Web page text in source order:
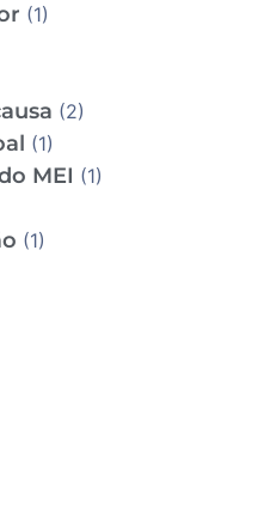
(1)
(2)
(1)
MEI (1)
(1)